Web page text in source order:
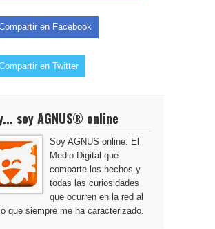
en Facebook
en Twitter
soy AGNUS® online
Soy AGNUS online. El
Medio Digital que
comparte los hechos y
todas las curiosidades
que ocurren en la red al
que siempre me ha caracterizado.